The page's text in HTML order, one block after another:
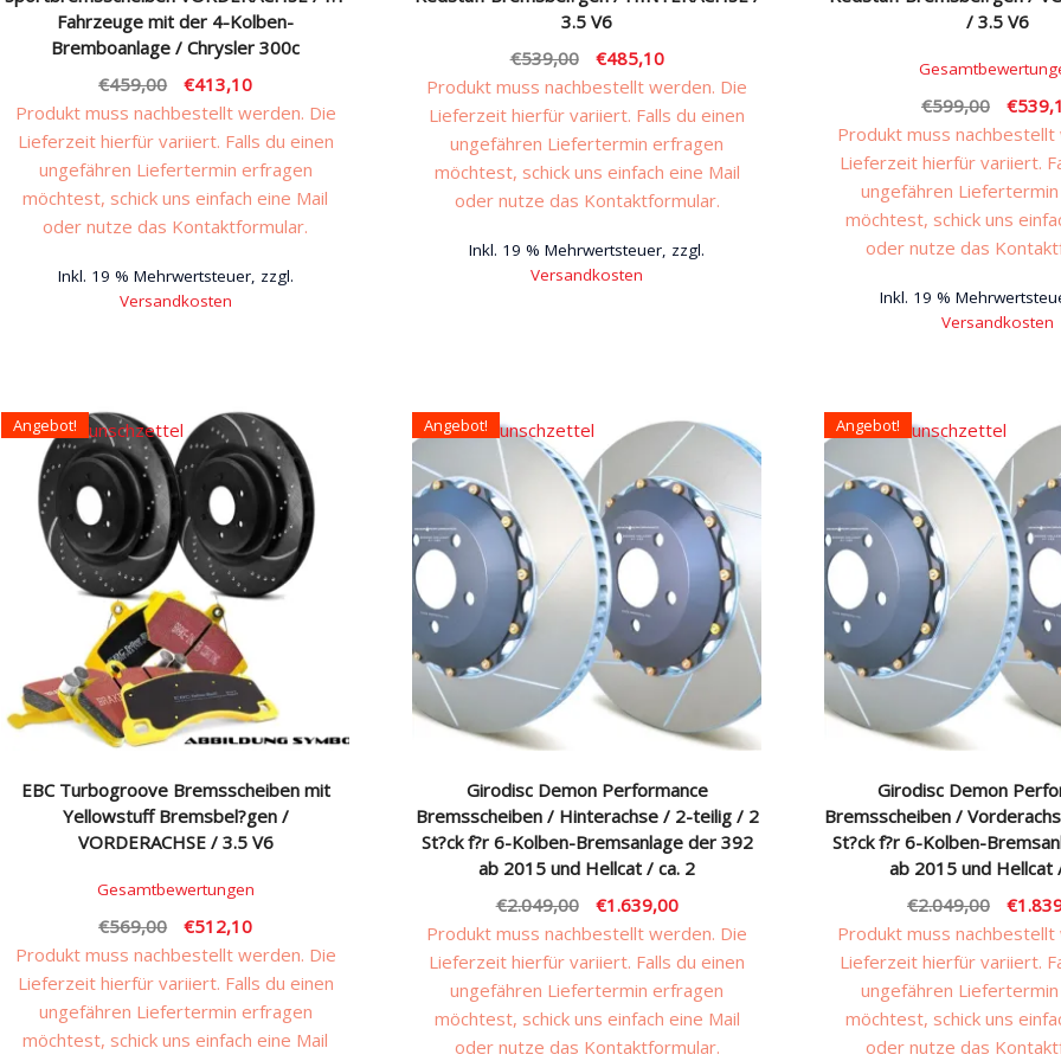
Fahrzeuge mit der 4-Kolben-
Bremboanlage / Chrysler 300c
€459,00
Ursprünglicher
Preis
war:
€459,00
€413,10Aktueller
Preis
ist:
€413,10.
Produkt muss nachbestellt werden. Die
Lieferzeit hierfür variiert. Falls du einen
ungefähren Liefertermin erfragen
möchtest, schick uns einfach eine Mail
oder nutze das Kontaktformular.
Inkl. 19 % Mehrwertsteuer, zzgl.
Versandkosten
3.5 V6
€539,00
Ursprünglicher
Preis
war:
€539,00
€485,10Aktueller
Preis
ist:
€485,10.
Produkt muss nachbestellt werden. Die
Lieferzeit hierfür variiert. Falls du einen
ungefähren Liefertermin erfragen
möchtest, schick uns einfach eine Mail
oder nutze das Kontaktformular.
Inkl. 19 % Mehrwertsteuer, zzgl.
Versandkosten
/ 3.5 V6
€599,00
Preis
war:
€
Produkt muss nachbestellt
Lieferzeit hierfür variiert.
ungefähren
möchtest, schick uns
oder nutze das
Inkl. 19 %
Versandkosten
Angebot!
EBC Turbogroove Bremsscheiben mit
Yellowstuff Bremsbel?gen /
VORDERACHSE / 3.5 V6
Gesamtbewertungen
€569,00
Ursprünglicher
Preis
war:
€569,00
€512,10Aktueller
Preis
ist:
€512,10.
Produkt muss nachbestellt werden. Die
Lieferzeit hierfür variiert. Falls du einen
ungefähren Liefertermin erfragen
möchtest, schick uns einfach eine Mail
Auf den Wunschzettel Angebot!
Girodisc Demon Performance
Bremsscheiben / Hinterachse / 2-teilig / 2
St?ck f?r 6-Kolben-Bremsanlage der 392
ab 2015 und Hellcat / ca. 2
€2.049,00
Ursprünglicher
Preis
war:
€2.049,00
€1.639,00Aktueller
Preis
ist:
€1.639,00.
Produkt muss nachbestellt werden. Die
Lieferzeit hierfür variiert. Falls du einen
ungefähren Liefertermin erfragen
möchtest, schick uns einfach eine Mail
oder nutze das Kontaktformular.
Auf den Wunschzettel Angebot!
Girodisc Demon
Bremsscheiben /
St?ck f?r 6-Kolben-
ab 2015 und Hellcat
€2.049,00
Preis
war:
€
Produkt muss nachbestellt
Lieferzeit hierfür variiert.
ungefähren
möchtest, schick uns
oder nutze das
Auf den Wunschzettel